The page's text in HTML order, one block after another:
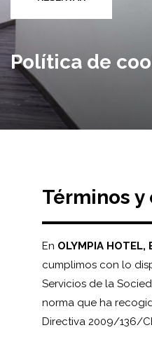
Política de
Términos
En OLYMPIA HOTEL,
cumplimos con lo
Servicios de la
norma que ha
Directiva 2009/136/